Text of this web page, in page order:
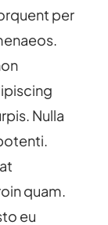
per
Nulla
quam.
eu